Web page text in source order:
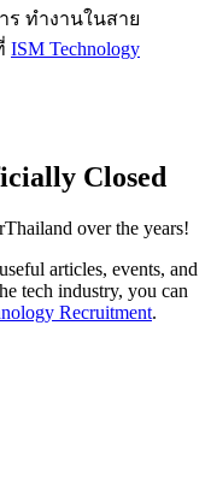
ร ทำงานในสาย
ISM Technology
Closed
over the years!
articles, events, and
tech industry, you can
Recruitment.